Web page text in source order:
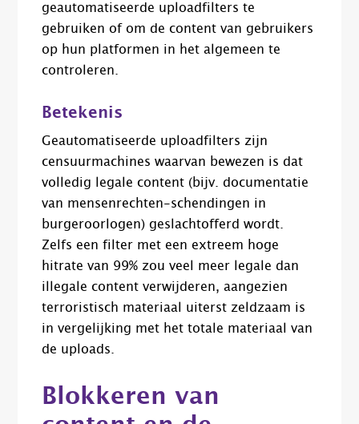
geautomatiseerde uploadfilters te
gebruiken of om de content van gebruikers
op hun platformen in het algemeen te
controleren.
Betekenis
Geautomatiseerde uploadfilters zijn
censuurmachines waarvan bewezen is dat
volledig legale content (bijv. documentatie
van mensenrechten-schendingen in
burgeroorlogen) geslachtofferd wordt.
Zelfs een filter met een extreem hoge
hitrate van 99% zou veel meer legale dan
illegale content verwijderen, aangezien
terroristisch materiaal uiterst zeldzaam is
in vergelijking met het totale materiaal van
de uploads.
Blokkeren van